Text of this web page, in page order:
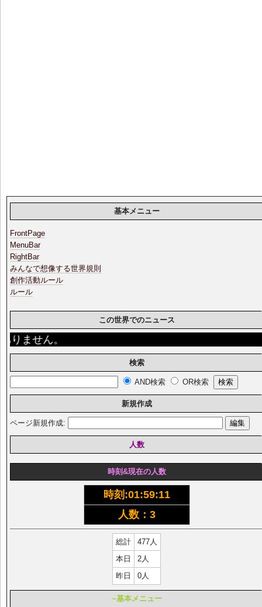
基本メニュー
FrontPage
MenuBar
RightBar
みんなで想像する世界規則
創作活動ルール
ルール
この世界でのニュース
ません。
検索
AND検索 OR検索
新規作成
ページ新規作成:
人数
時刻&現在の人数
時刻:01:59:11
人数：3
総計
477人
本日
2人
昨日
0人
~基本メニュー